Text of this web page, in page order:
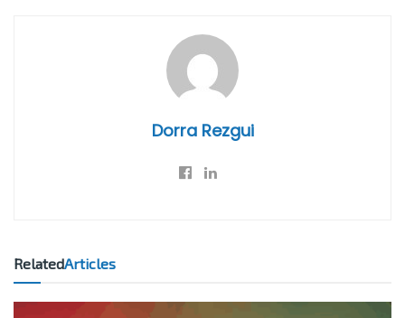
Dorra Rezgui
RelatedArticles